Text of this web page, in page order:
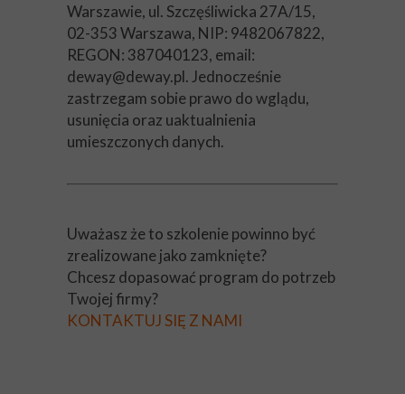
Warszawie, ul. Szczęśliwicka 27A/15,
02-353 Warszawa, NIP: 9482067822,
REGON: 387040123, email:
deway@deway.pl. Jednocześnie
zastrzegam sobie prawo do wglądu,
usunięcia oraz uaktualnienia
umieszczonych danych.
Uważasz że to szkolenie powinno być
zrealizowane jako zamknięte?
Chcesz dopasować program do potrzeb
Twojej firmy?
KONTAKTUJ SIĘ Z NAMI